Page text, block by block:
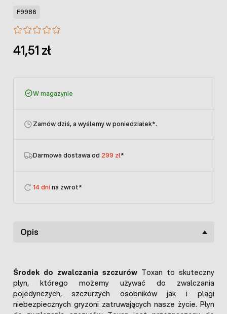
F9986
41,51 zł
W magazynie
Zamów dziś, a wyślemy w poniedziałek*.
Darmowa dostawa od 299 zł*
14 dni na zwrot*
Opis
Środek do zwalczania szczurówToxan to skuteczny
płyn, którego możemy używać do zwalczania
pojedynczych, szczurzych osobników jak i plagi
niebezpiecznych gryzoni zatruwających nasze życie. Płyn